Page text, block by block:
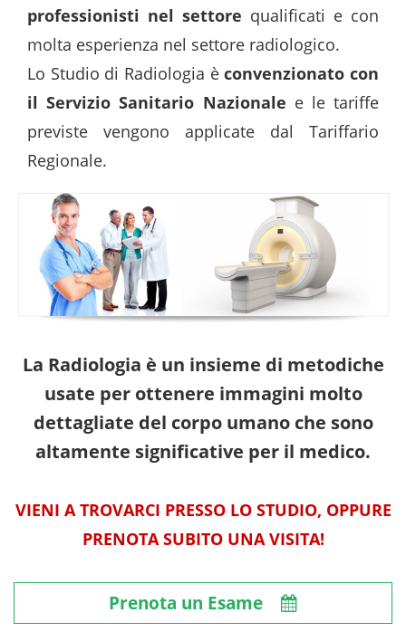
professionisti nel settore qualificati e con
molta esperienza nel settore radiologico.
Lo Studio di Radiologia èconvenzionato con
il Servizio Sanitario Nazionale e le tariffe
previste vengono applicate dal Tariffario
Regionale.
La Radiologia è un insieme di metodiche
usate per ottenere immagini molto
dettagliate del corpo umano che sono
altamente significative per il medico.
VIENI A TROVARCI PRESSO LO STUDIO, OPPURE
PRENOTA SUBITO UNA VISITA!
Prenota un Esame